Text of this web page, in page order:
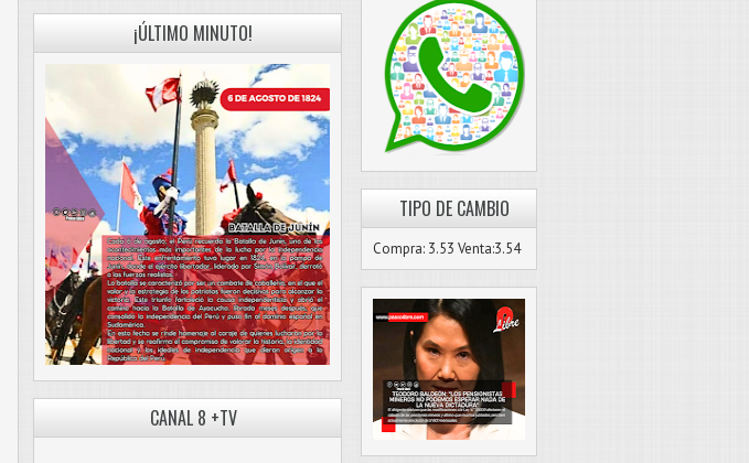
¡ÚLTIMO MINUTO!
CANAL 8 +TV
TIPO DE CAMBIO
Compra: 3.53 Venta:3.54